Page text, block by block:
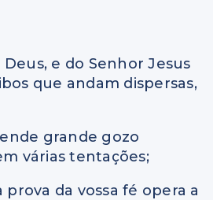
Deus, e do Senhor Jesus
que andam dispersas,
grande gozo
várias tentações;
prova da vossa fé opera a